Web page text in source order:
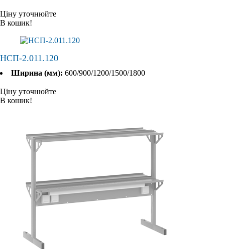
Ціну уточнюйте
В кошик!
НСП-2.011.120
Ширина (мм): 600/900/1200/1500/1800
Ціну уточнюйте
В кошик!